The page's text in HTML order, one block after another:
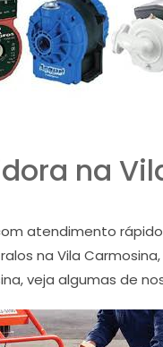
na
atendimento
na Vila
veja algumas de